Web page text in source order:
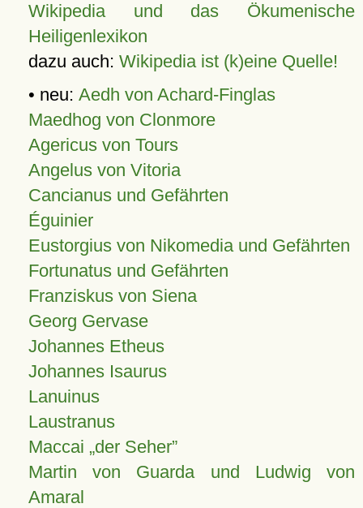
Wikipedia und das Ökumenische
Heiligenlexikon
dazu auch: Wikipedia ist (k)eine Quelle!
• neu: Aedh von Achard-Finglas
Maedhog von Clonmore
Agericus von Tours
Angelus von Vitoria
Cancianus und Gefährten
Éguinier
Eustorgius von Nikomedia und Gefährten
Fortunatus und Gefährten
Franziskus von Siena
Georg Gervase
Johannes Etheus
Johannes Isaurus
Lanuinus
Laustranus
Maccai „der Seher”
Martin von Guarda und Ludwig von
Amaral